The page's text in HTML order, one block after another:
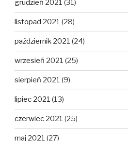
grudzień 2021 (31)
listopad 2021 (28)
październik 2021 (24)
wrzesień 2021 (25)
sierpień 2021 (9)
lipiec 2021 (13)
czerwiec 2021 (25)
maj 2021 (27)